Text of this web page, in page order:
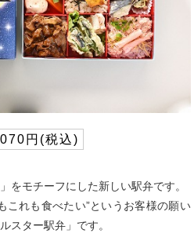
円(税込)
をモチーフにした新しい駅弁です。
これも食べたい”というお客様の願い
スター駅弁」です。